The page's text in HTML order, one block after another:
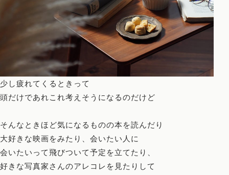
少し疲れてくるときって
頭だけであれこれ考えそうになるのだけど
そんなときほど気になるものの本を読んだり
大好きな映画をみたり、会いたい人に
会いたいって飛びついて予定を立てたり、
好きな写真家さんのアレコレを見たりして